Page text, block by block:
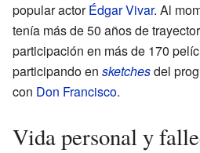
popular actorÉdgar Vivar. Al
tenía más de 50 años de
participación en más de 170
participando en sketchesdel
con Don Francisco.
Vida personal y